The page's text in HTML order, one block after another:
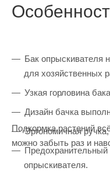
Бак опрыскивателя
для хозяйственных
Узкая горловина
Дизайн бачка
Эргономичная
Предохранительный
опрыскивателя.
Подкормка растений
можно забыть раз и